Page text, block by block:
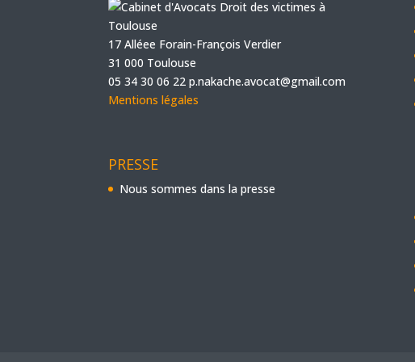
17 Alléee Forain-François Verdier
31 000 Toulouse
05 34 30 06 22 p.nakache.avocat@gmail.com
Mentions légales
PRESSE
Nous sommes dans la presse